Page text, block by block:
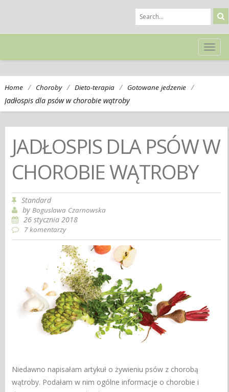
Home / Choroby / Dieto-terapia / Gotowane jedzenie /
Jadłospis dla psów w chorobie wątroby
JADŁOSPIS DLA PSÓW W
CHOROBIE WĄTROBY
Standard
byBoguslawa Czarnowska
26 stycznia 2018
7 komentarzy
Niedawno napisałam artykuł o żywieniu psów z chorobą
wątroby. Podałam w nim ogólne informacje o chorobie i